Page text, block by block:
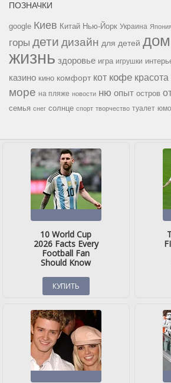
ПОЗНАЧКИ
google Киев Китай Нью-Йорк Украина Япония
горы дети дизайн для детей дом
жизнь здоровье игра игрушки
казино кино комфорт кот кофе красота
море на пляже новости ню опыт остров
семья снег солнце спорт творчество туалет